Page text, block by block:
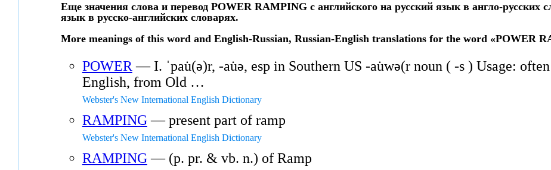
Еще значения слова и перевод POWER RAMPING с английского на русский язык в англо-русских
язык в русско-английских словарях.
More meanings of this word and English-Russian, Russian-English translations for the word «POWER
POWER — I. ˈpau̇(ə)r, -au̇ə, esp in Southern US -au̇wə(r noun ( -s ) Usage:
English, from Old …
Webster's New International English Dictionary
RAMPING— present part of ramp
Webster's New International English Dictionary
RAMPING— (p. pr. & vb. n.) of Ramp